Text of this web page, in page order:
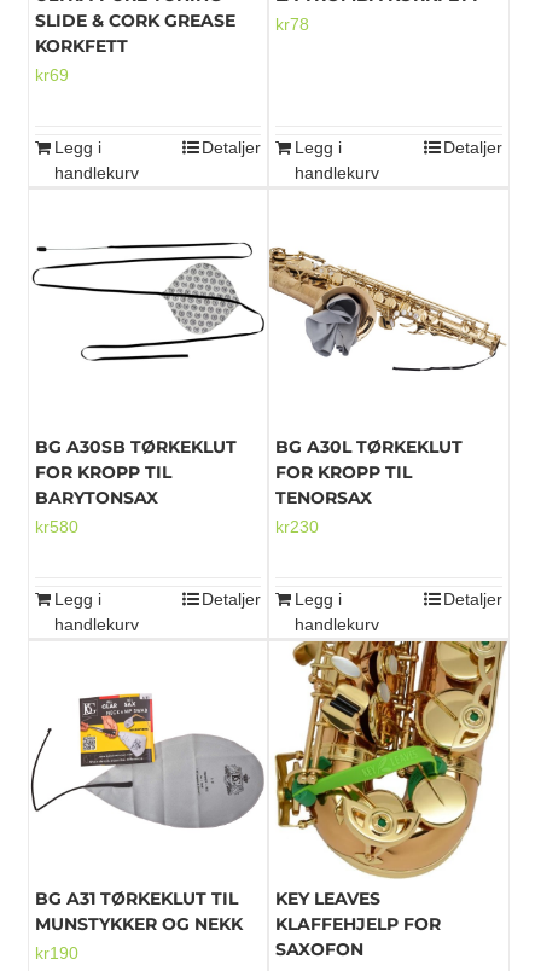
SLIDE & CORK GREASE
KORKFETT
kr69
Legg i
handlekurv
Detaljer
kr78
Legg i
handlekurv
Detaljer
BG A30SB TØRKEKLUT
FOR KROPP TIL
BARYTONSAX
kr580
Legg i
handlekurv
Detaljer
BG A30L TØRKEKLUT
FOR KROPP TIL
TENORSAX
kr230
Legg i
handlekurv
Detaljer
BG A31 TØRKEKLUT TIL
MUNSTYKKER OG NEKK
kr190
KEY LEAVES
KLAFFEHJELP FOR
SAXOFON